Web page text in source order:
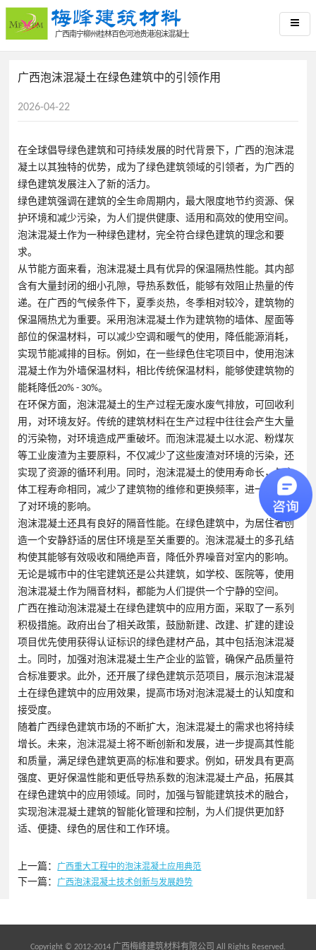
广西南宁柳州桂林百色河池贵港泡沫混凝土
广西泡沫混凝土在绿色建筑中的引领作用
2026-04-22
在全球倡导绿色建筑和可持续发展的时代背景下，广西的泡沫混
凝土以其独特的优势，成为了绿色建筑领域的引领者，为广西的
绿色建筑发展注入了新的活力。
绿色建筑强调在建筑的全生命周期内，最大限度地节约资源、保
护环境和减少污染，为人们提供健康、适用和高效的使用空间。
泡沫混凝土作为一种绿色建材，完全符合绿色建筑的理念和要
求。
从节能方面来看，泡沫混凝土具有优异的保温隔热性能。其内部
含有大量封闭的细小孔隙，导热系数低，能够有效阻止热量的传
递。在广西的气候条件下，夏季炎热，冬季相对较冷，建筑物的
保温隔热尤为重要。采用泡沫混凝土作为建筑物的墙体、屋面等
部位的保温材料，可以减少空调和暖气的使用，降低能源消耗，
实现节能减排的目标。例如，在一些绿色住宅项目中，使用泡沫
混凝土作为外墙保温材料，相比传统保温材料，能够使建筑物的
能耗降低20% - 30%。
在环保方面，泡沫混凝土的生产过程无废水废气排放，可回收利
用，对环境友好。传统的建筑材料在生产过程中往往会产生大量
的污染物，对环境造成严重破坏。而泡沫混凝土以水泥、粉煤灰
等工业废渣为主要原料，不仅减少了这些废渣对环境的污染，还
实现了资源的循环利用。同时，泡沫混凝土的使用寿命长，与主
体工程寿命相同，减少了建筑物的维修和更换频率，进一步降低
了对环境的影响。
泡沫混凝土还具有良好的隔音性能。在绿色建筑中，为居住者创
造一个安静舒适的居住环境是至关重要的。泡沫混凝土的多孔结
构使其能够有效吸收和隔绝声音，降低外界噪音对室内的影响。
无论是城市中的住宅建筑还是公共建筑，如学校、医院等，使用
泡沫混凝土作为隔音材料，都能为人们提供一个宁静的空间。
广西在推动泡沫混凝土在绿色建筑中的应用方面，采取了一系列
积极措施。政府出台了相关政策，鼓励新建、改建、扩建的建设
项目优先使用获得认证标识的绿色建材产品，其中包括泡沫混凝
土。同时，加强对泡沫混凝土生产企业的监管，确保产品质量符
合标准要求。此外，还开展了绿色建筑示范项目，展示泡沫混凝
土在绿色建筑中的应用效果，提高市场对泡沫混凝土的认知度和
接受度。
随着广西绿色建筑市场的不断扩大，泡沫混凝土的需求也将持续
增长。未来，泡沫混凝土将不断创新和发展，进一步提高其性能
和质量，满足绿色建筑更高的标准和要求。例如，研发具有更高
强度、更好保温性能和更低导热系数的泡沫混凝土产品，拓展其
在绿色建筑中的应用领域。同时，加强与智能建筑技术的融合，
实现泡沫混凝土建筑的智能化管理和控制，为人们提供更加舒
适、便捷、绿色的居住和工作环境。
上一篇：广西重大工程中的泡沫混凝土应用典范
下一篇：广西泡沫混凝土技术创新与发展趋势
Copyright © 2012-2014 广西梅峰建筑材料有限公司 All Rights Reserved.